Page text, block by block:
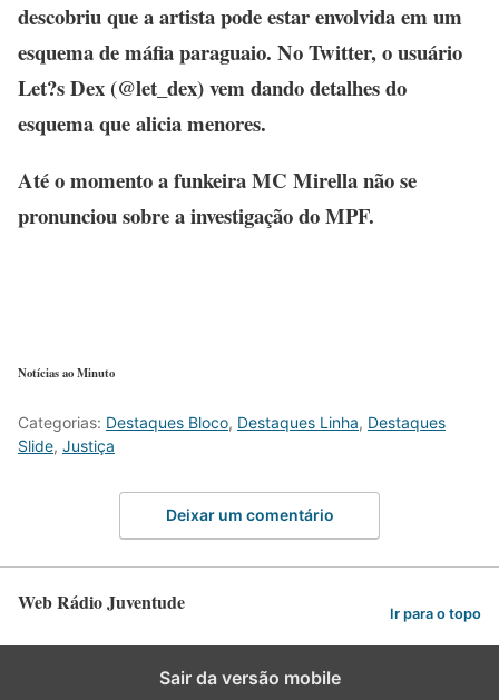
descobriu que a artista pode estar envolvida em um
esquema de máfia paraguaio. No Twitter, o usuário
Let?s Dex (@let_dex) vem dando detalhes do
esquema que alicia menores.
Até o momento a funkeira MC Mirella não se
pronunciou sobre a investigação do MPF.
Notícias ao Minuto
Categorias: Destaques Bloco, Destaques Linha, Destaques
Slide, Justiça
Deixar um comentário
Web Rádio Juventude Ir para o topo
Sair da versão mobile